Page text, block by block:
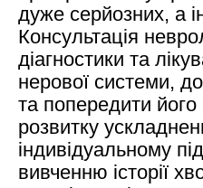
дуже серйозних, а
Консультація
діагностики та
нерової системи,
та попередити
розвитку
індивідуальному
вивченню історії